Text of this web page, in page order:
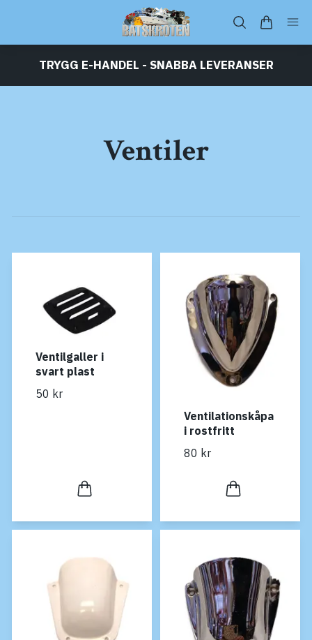
TRYGG E-HANDEL - SNABBA LEVERANSER
Ventiler
Ventilgaller i
svart plast
50 kr
Ventilationskåpa
i rostfritt
80 kr